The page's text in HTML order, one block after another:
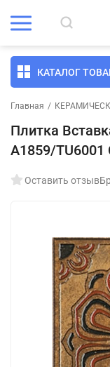
КАТАЛОГ
Главная /
Плитка
A1859/TU6001
Оставить отзыв